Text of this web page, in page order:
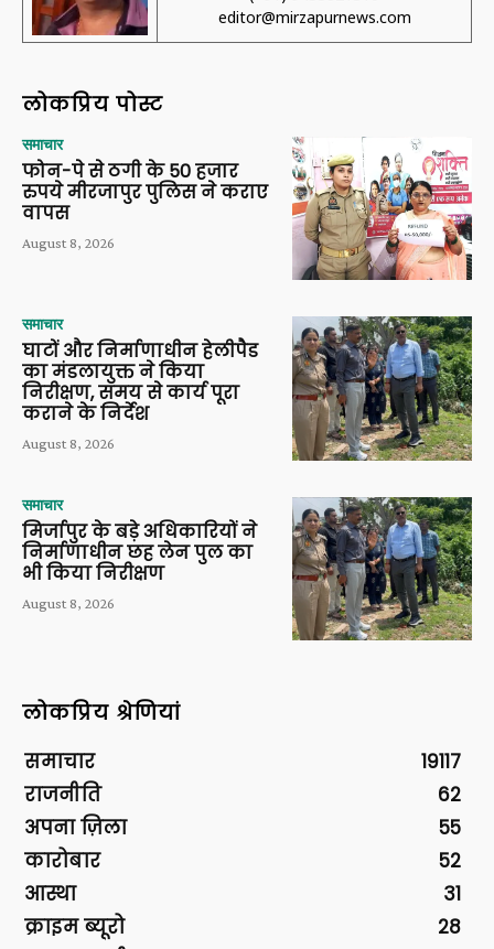
editor@mirzapurnews.com
लोकप्रिय पोस्ट
समाचार
फोन-पे से ठगी के 50 हजार
रुपये मीरजापुर पुलिस ने कराए
वापस
August 8, 2026
समाचार
घाटों और निर्माणाधीन हेलीपैड
का मंडलायुक्त ने किया
निरीक्षण, समय से कार्य पूरा
कराने के निर्देश
August 8, 2026
समाचार
मिर्जापुर के बड़े अधिकारियों ने
निर्माणाधीन छह लेन पुल का
भी किया निरीक्षण
August 8, 2026
लोकप्रिय श्रेणियां
समाचार
19117
राजनीति
62
अपना ज़िला
55
कारोबार
52
आस्था
31
क्राइम ब्यूरो
28